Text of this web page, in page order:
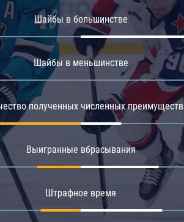
Амур
Барыс
Салават Юлаев
Шайбы в большинстве
Шайбы в меньшинстве
полученных численных преимуществ
Выигранные вбрасывания
Штрафное время